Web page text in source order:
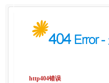
http404错误